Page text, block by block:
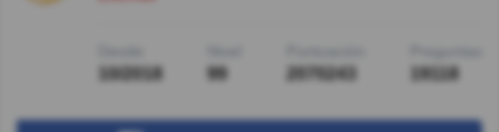
10/2018 99 2070243 19118